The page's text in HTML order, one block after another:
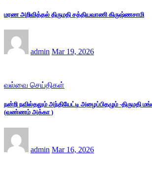
மரண அறிவித்தல் திருமதி சத்தியவாணி கிருஷ்ணசாமி
admin Mar 19, 2026
வல்வை செய்திகள்
நன்றி நவில்தலும் அந்தியேட்டி அழைப்பிதழும் -திருமதி
(வண்ணம் அக்கா )
admin Mar 16, 2026